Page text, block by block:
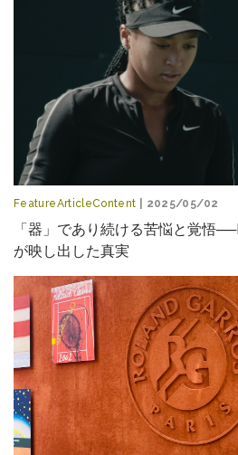
FeatureArticleContent | 2025/05/02
「器」であり続ける苦悩と覚悟
が映し出した真実